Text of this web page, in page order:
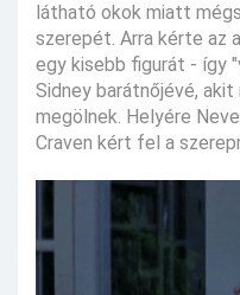
látható okok miatt
szerepét. Arra kérte az
egy kisebb figurát - így
Sidney barátnőjévé,
megölnek. Helyére
Craven kért fel a